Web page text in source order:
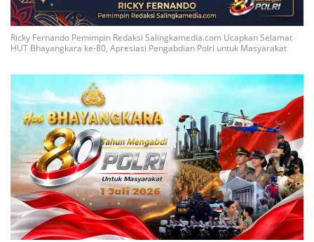
Ricky Fernando Pemimpin Redaksi Salingkamedia.com Ucapkan Selamat
HUT Bhayangkara ke-80, Apresiasi Pengabdian Polri untuk Masyarakat